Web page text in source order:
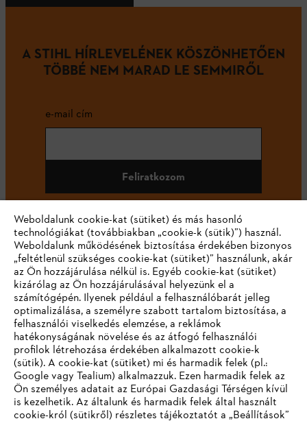
A STIHL HÍRLEVELÉNEK KÖSZÖNHETŐEN
TÖBBÉ NEM MARAD LE SEMMIRŐL
e-mail cím
Feliratkozom
#STIHL
Vállalat
STIHL GYIK
Weboldalunk cookie-kat (sütiket) és más hasonló
technológiákat (továbbiakban „cookie-k (sütik)”) használ.
Weboldalunk működésének biztosítása érdekében bizonyos
„feltétlenül szükséges cookie-kat (sütiket)” használunk, akár
az Ön hozzájárulása nélkül is. Egyéb cookie-kat (sütiket)
kizárólag az Ön hozzájárulásával helyezünk el a
számítógépén. Ilyenek például a felhasználóbarát jelleg
optimalizálása, a személyre szabott tartalom biztosítása, a
felhasználói viselkedés elemzése, a reklámok
hatékonyságának növelése és az átfogó felhasználói
profilok létrehozása érdekében alkalmazott cookie-k
(sütik). A cookie-kat (sütiket) mi és harmadik felek (pl.:
Google vagy Tealium) alkalmazzuk. Ezen harmadik felek az
Ön személyes adatait az Európai Gazdasági Térségen kívül
is kezelhetik. Az általunk és harmadik felek által használt
cookie-król (sütikről) részletes tájékoztatót a „Beállítások”